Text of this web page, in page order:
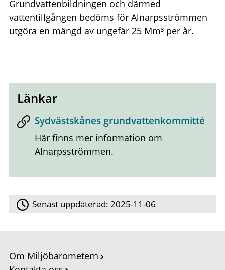
Grundvattenbildningen och därmed
vattentillgången bedöms för Alnarpsströmmen
utgöra en mängd av ungefär 25 Mm³ per år.
Länkar
Sydvästskånes grundvattenkommitté
Här finns mer information om
Alnarpsströmmen.
Senast uppdaterad:2025-11-06
Om Miljöbarometern